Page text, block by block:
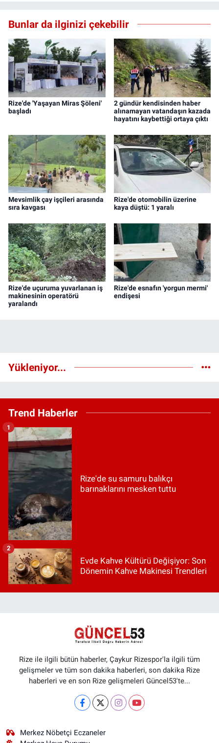
Bunlar da ilginizi çekebilir
Rize'de 'Yaşayan Miras Şöleni'
başladı
2 gündür kendisinden haber
alınamayan vatandaşın kazada
hayatını kaybettiği ortaya çıktı
Mevsimlik çay işçileri arasında
sıra kavgası
Rize'de otomobilin üzerine
kaya düştü: 1 yaralı
Rize'de uçuruma yuvarlanan iş
makinesinin operatörü
yaralandı
Rize'de esnafın 'yorgun mermi'
endişesi
Yükleniyor...
Trend Haberler
Rize'de su samuru balıkçı
barınaklarını mesken tuttu
1
Evde Kahve Kültürü Değişiyor: Son
Dönemin Kahve Makinesi Trendleri
2
Rize ile ilgili bütün haberler, Çaykur Rizespor'la ilgili tüm
gelişmeler ve tüm son dakika haberleri, son dakika Rize
haberleri ve en son Rize gelişmeleri Güncel53'te...
Merkez Nöbetçi Eczaneler